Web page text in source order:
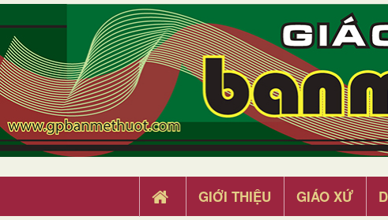
GIỚI THIỆU GIÁO XỨ